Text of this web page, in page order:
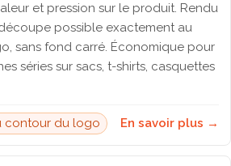
et pression sur le produit. Rendu
possible exactement au
sans fond carré. Économique pour
séries sur sacs, t-shirts, casquettes
contour du logo En savoir plus →